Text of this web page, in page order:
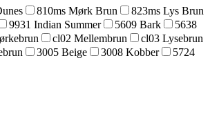
810ms Mørk Brun
823ms Lys Brun
9931 Indian Summer 5609 Bark
5638
cl02 Mellembrun
cl03 Lysebrun
3005 Beige 3008 Kobber
5724